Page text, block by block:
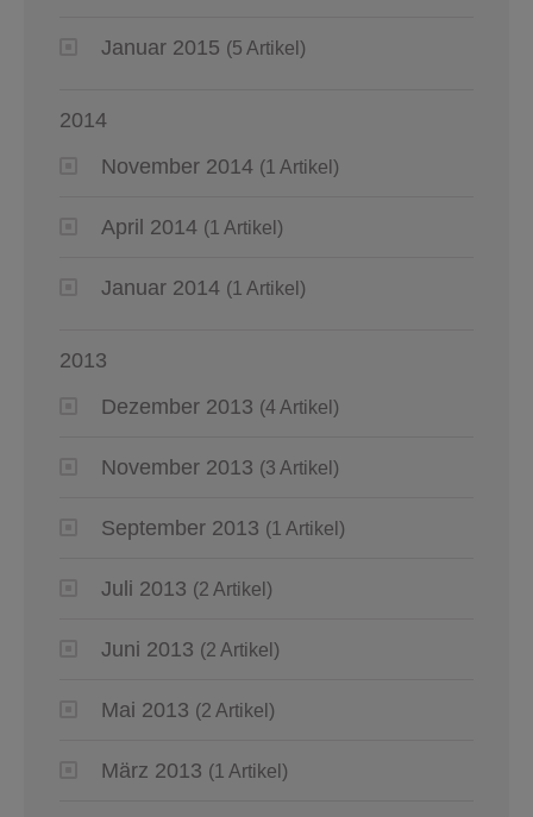
Januar 2015 (5 Artikel)
2014
November 2014 (1 Artikel)
April 2014 (1 Artikel)
Januar 2014 (1 Artikel)
2013
Dezember 2013 (4 Artikel)
November 2013 (3 Artikel)
September 2013 (1 Artikel)
Juli 2013 (2 Artikel)
Juni 2013 (2 Artikel)
Mai 2013 (2 Artikel)
März 2013 (1 Artikel)